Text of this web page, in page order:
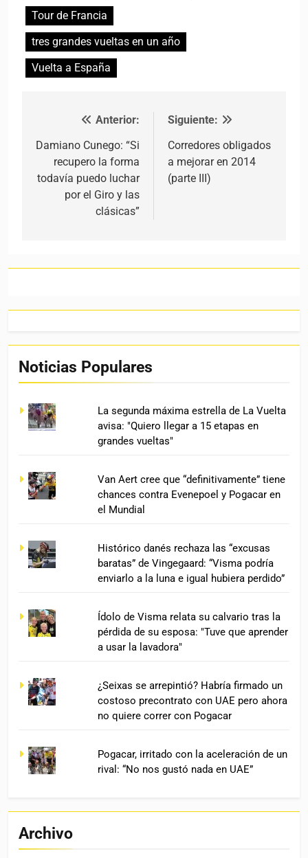
Tour de Francia
tres grandes vueltas en un año
Vuelta a España
Navegación de entradas
Anterior:
Damiano Cunego: “Si
recupero la forma
todavía puedo luchar
por el Giro y las
clásicas”
Siguiente:
Corredores obligados
a mejorar en 2014
(parte III)
Noticias Populares
La segunda máxima estrella de La Vuelta
avisa: "Quiero llegar a 15 etapas en
grandes vueltas"
Van Aert cree que “definitivamente” tiene
chances contra Evenepoel y Pogacar en
el Mundial
Histórico danés rechaza las “excusas
baratas” de Vingegaard: “Visma podría
enviarlo a la luna e igual hubiera perdido”
Ídolo de Visma relata su calvario tras la
pérdida de su esposa: "Tuve que aprender
a usar la lavadora"
¿Seixas se arrepintió? Habría firmado un
costoso precontrato con UAE pero ahora
no quiere correr con Pogacar
Pogacar, irritado con la aceleración de un
rival: “No nos gustó nada en UAE”
Archivo